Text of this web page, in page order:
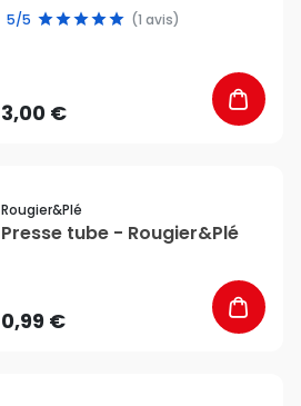
5/5 (1 avis)
3,00 €
Rougier&plé
Presse tube - Rougier&Plé
0,99 €